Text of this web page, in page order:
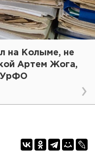
на Колыме, не
Артем Жога,
УрФО